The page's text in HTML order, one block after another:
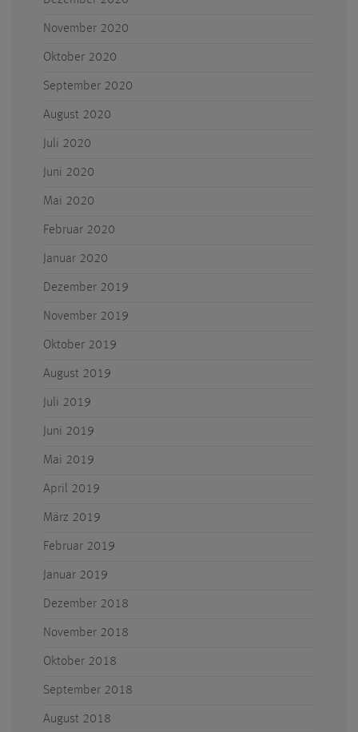
November 2020
Oktober 2020
September 2020
August 2020
Juli 2020
Juni 2020
Mai 2020
Februar 2020
Januar 2020
Dezember 2019
November 2019
Oktober 2019
August 2019
Juli 2019
Juni 2019
Mai 2019
April 2019
März 2019
Februar 2019
Januar 2019
Dezember 2018
November 2018
Oktober 2018
September 2018
August 2018